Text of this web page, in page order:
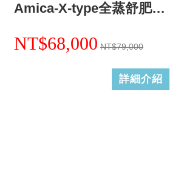
Amica-X-type全蒸舒肥蒸烤箱XTVS-1800IX TW
NT$68,000 NT$79,000
詳細介紹